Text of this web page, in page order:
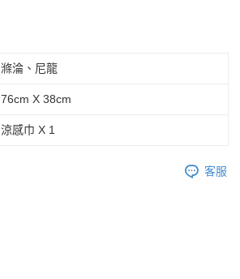
滌淪、尼龍
76cm X 38cm
涼感巾 X 1
客服